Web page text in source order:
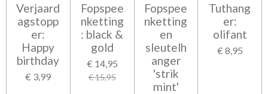
Verjaard
agstopp
er:
Happy
birthday
€ 3,99
Fopspee
nketting
: black &
gold
€ 14,95
€ 15,95
Fopspee
nketting
en
sleutelh
anger
'strik
mint'
Tuthang
er:
olifant
€ 8,95